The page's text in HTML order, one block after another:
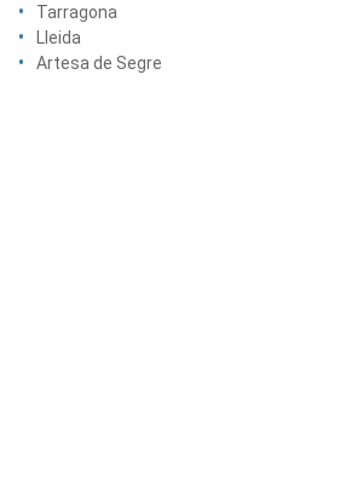
Tarragona
Lleida
Artesa de Segre